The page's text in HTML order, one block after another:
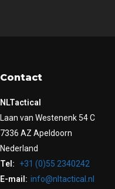
Contact
NLTactical
Laan van Westenenk 54 C
7336 AZ Apeldoorn
Nederland
Tel:
+31 (0)55 2340242
E-mail: info@nltactical.nl